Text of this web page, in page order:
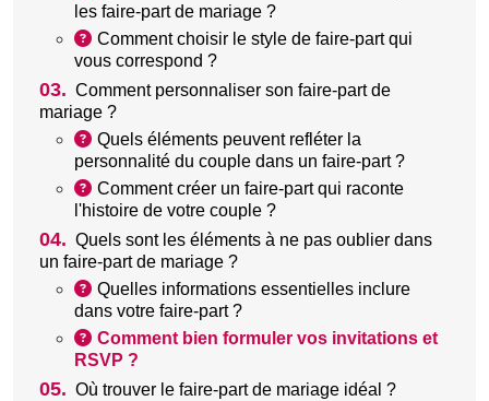
les faire-part de mariage ?
Comment choisir le style de faire-part qui
vous correspond ?
03. Comment personnaliser son faire-part de
mariage ?
Quels éléments peuvent refléter la
personnalité du couple dans un faire-part ?
Comment créer un faire-part qui raconte
l'histoire de votre couple ?
04. Quels sont les éléments à ne pas oublier dans
un faire-part de mariage ?
Quelles informations essentielles inclure
dans votre faire-part ?
Comment bien formuler vos invitations et
RSVP ?
05. Où trouver le faire-part de mariage idéal ?